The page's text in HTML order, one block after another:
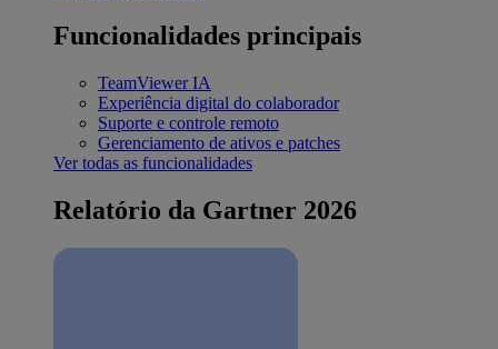
Funcionalidades principais
TeamViewer IA
Experiência digital do colaborador
Suporte e controle remoto
Gerenciamento de ativos e patches
Ver todas as funcionalidades
Relatório da Gartner 2026